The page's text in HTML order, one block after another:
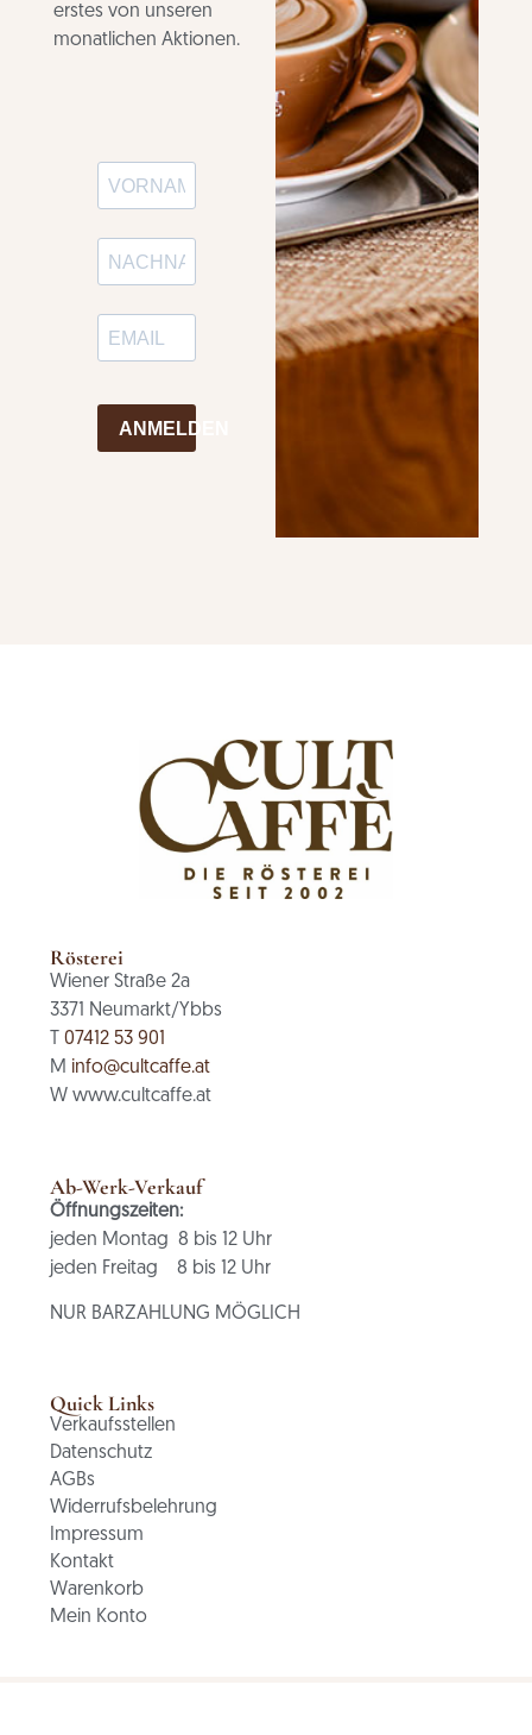
erstes von unseren
monatlichen Aktionen.
ANMELDEN
Rösterei
Wiener Straße 2a
3371 Neumarkt/Ybbs
T07412 53 901
M info@cultcaffe.at
W www.cultcaffe.at
Ab-Werk-Verkauf
Öffnungszeiten:
jeden Montag 8 bis 12 Uhr
jeden Freitag 8 bis 12 Uhr
NUR BARZAHLUNG MÖGLICH
Quick Links
Verkaufsstellen
Datenschutz
AGBs
Widerrufsbelehrung
Impressum
Kontakt
Warenkorb
Mein Konto